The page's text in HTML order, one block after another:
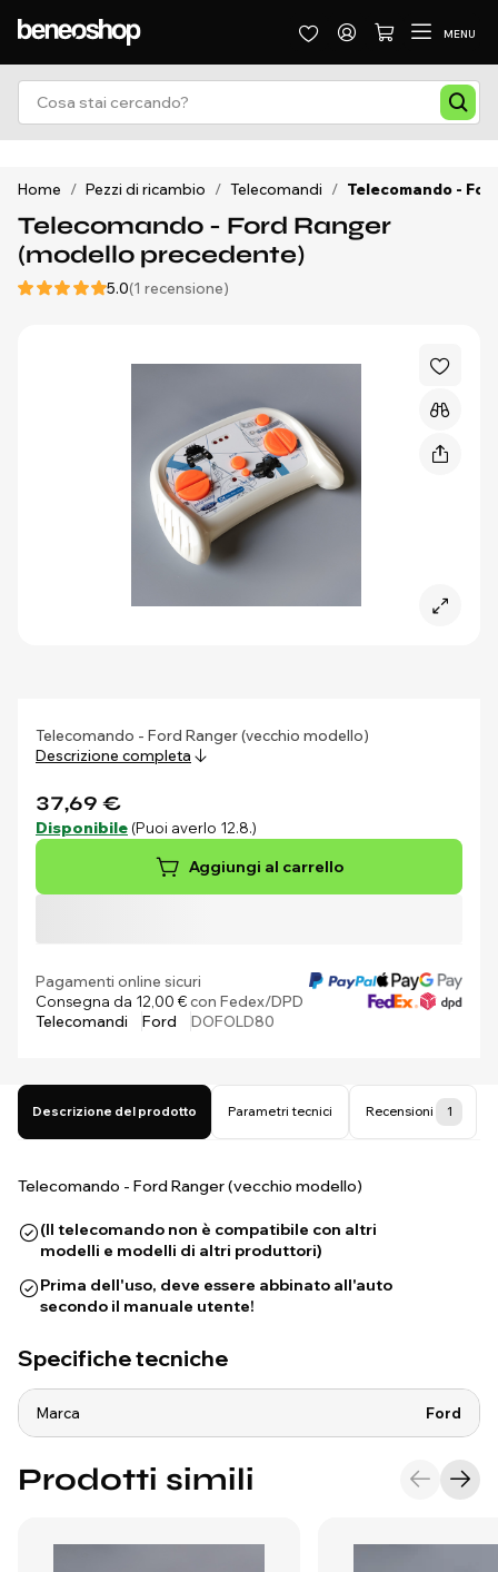
MENU
Home / Pezzi di ricambio / Telecomandi / Telecomando -
Telecomando - Ford Ranger
(modello precedente)
5.0(1 recensione)
Telecomando - Ford Ranger (vecchio modello)
Descrizione completa
37,69 €
Disponibile (Puoi averlo 12.8.)
Aggiungi al carrello
Pagamenti online sicuri
Consegna da 12,00 €con Fedex/DPD
Telecomandi
Ford DOFOLD80
Descrizione del prodotto Parametri tecnici Recensioni 1
Telecomando - Ford Ranger (vecchio modello)
(Il telecomando non è compatibile con altri
modelli e modelli di altri produttori)
Prima dell'uso, deve essere abbinato all'auto
secondo il manuale utente!
Specifiche tecniche
Marca Ford
Prodotti simili